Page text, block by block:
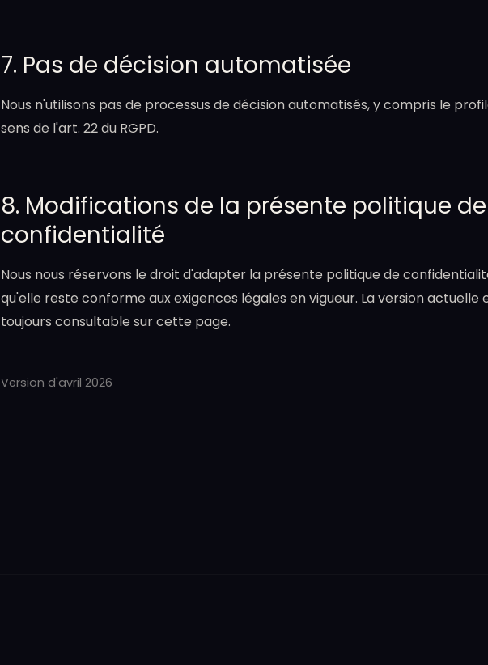
7. Pas de décision automatisée
Nous n'utilisons pas de processus de décision automatisés, y compris le
sens de l'art. 22 du RGPD.
8. Modifications de la présente politique de
confidentialité
Nous nous réservons le droit d'adapter la présente politique de
qu'elle reste conforme aux exigences légales en vigueur. La version actuelle
toujours consultable sur cette page.
Version d'avril 2026